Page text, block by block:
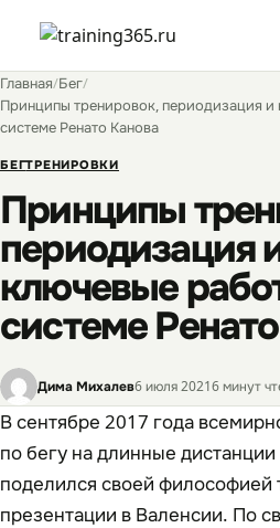
содержимому
Главная/Бег/
Принципы тренировок, периодизация и
системе Ренато Канова
БЕГТРЕНИРОВКИ
Принципы
периодизация
ключевые
системе
Дима Михалев6 июля 20216 минут
В сентябре 2017 года
по бегу на длинные
поделился своей философией
презентации в Валенсии. По